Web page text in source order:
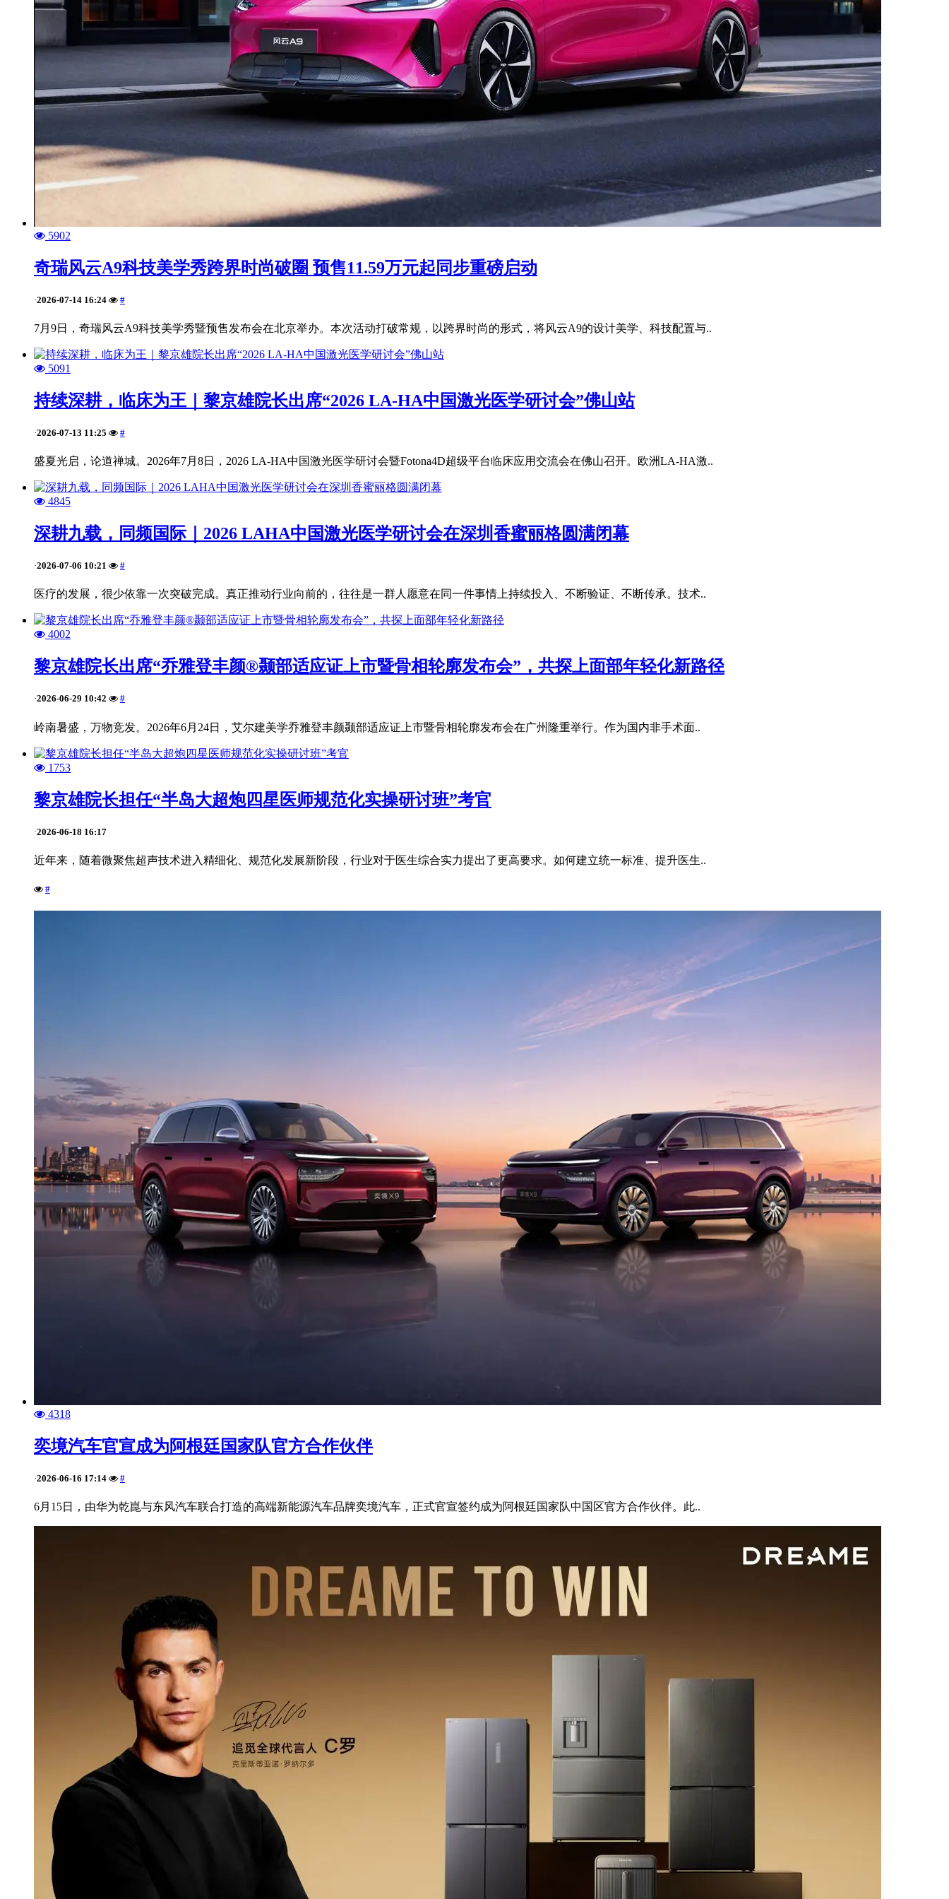
5902
奇瑞风云A9科技美学秀跨界时尚破圈 预售11.59万元起同步重磅启动
·2026-07-14 16:24 #
7月9日，奇瑞风云A9科技美学秀暨预售发布会在北京举办。本次活动打破常规，以跨界时尚的形式，将风云A9的设计美学、科技配置与..
5091
持续深耕，临床为王｜黎京雄院长出席“2026 LA-HA中国激光医学研讨会”佛山站
·2026-07-13 11:25 #
盛夏光启，论道禅城。2026年7月8日，2026 LA-HA中国激光医学研讨会暨Fotona4D超级平台临床应用交流会在佛山召开。欧洲LA-HA激..
4845
深耕九载，同频国际｜2026 LAHA中国激光医学研讨会在深圳香蜜丽格圆满闭幕
·2026-07-06 10:21 #
医疗的发展，很少依靠一次突破完成。真正推动行业向前的，往往是一群人愿意在同一件事情上持续投入、不断验证、不断传承。技术..
4002
黎京雄院长出席“乔雅登丰颜®颞部适应证上市暨骨相轮廓发布会”，共探上面部年轻化新路径
·2026-06-29 10:42 #
岭南暑盛，万物竞发。2026年6月24日，艾尔建美学乔雅登丰颜颞部适应证上市暨骨相轮廓发布会在广州隆重举行。作为国内非手术面..
1753
黎京雄院长担任“半岛大超炮四星医师规范化实操研讨班”考官
·2026-06-18 16:17
近年来，随着微聚焦超声技术进入精细化、规范化发展新阶段，行业对于医生综合实力提出了更高要求。如何建立统一标准、提升医生..
#
4318
奕境汽车官宣成为阿根廷国家队官方合作伙伴
·2026-06-16 17:14 #
6月15日，由华为乾崑与东风汽车联合打造的高端新能源汽车品牌奕境汽车，正式官宣签约成为阿根廷国家队中国区官方合作伙伴。此..